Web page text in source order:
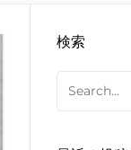
–
金型
ホーン
の中古機械
検索
for: